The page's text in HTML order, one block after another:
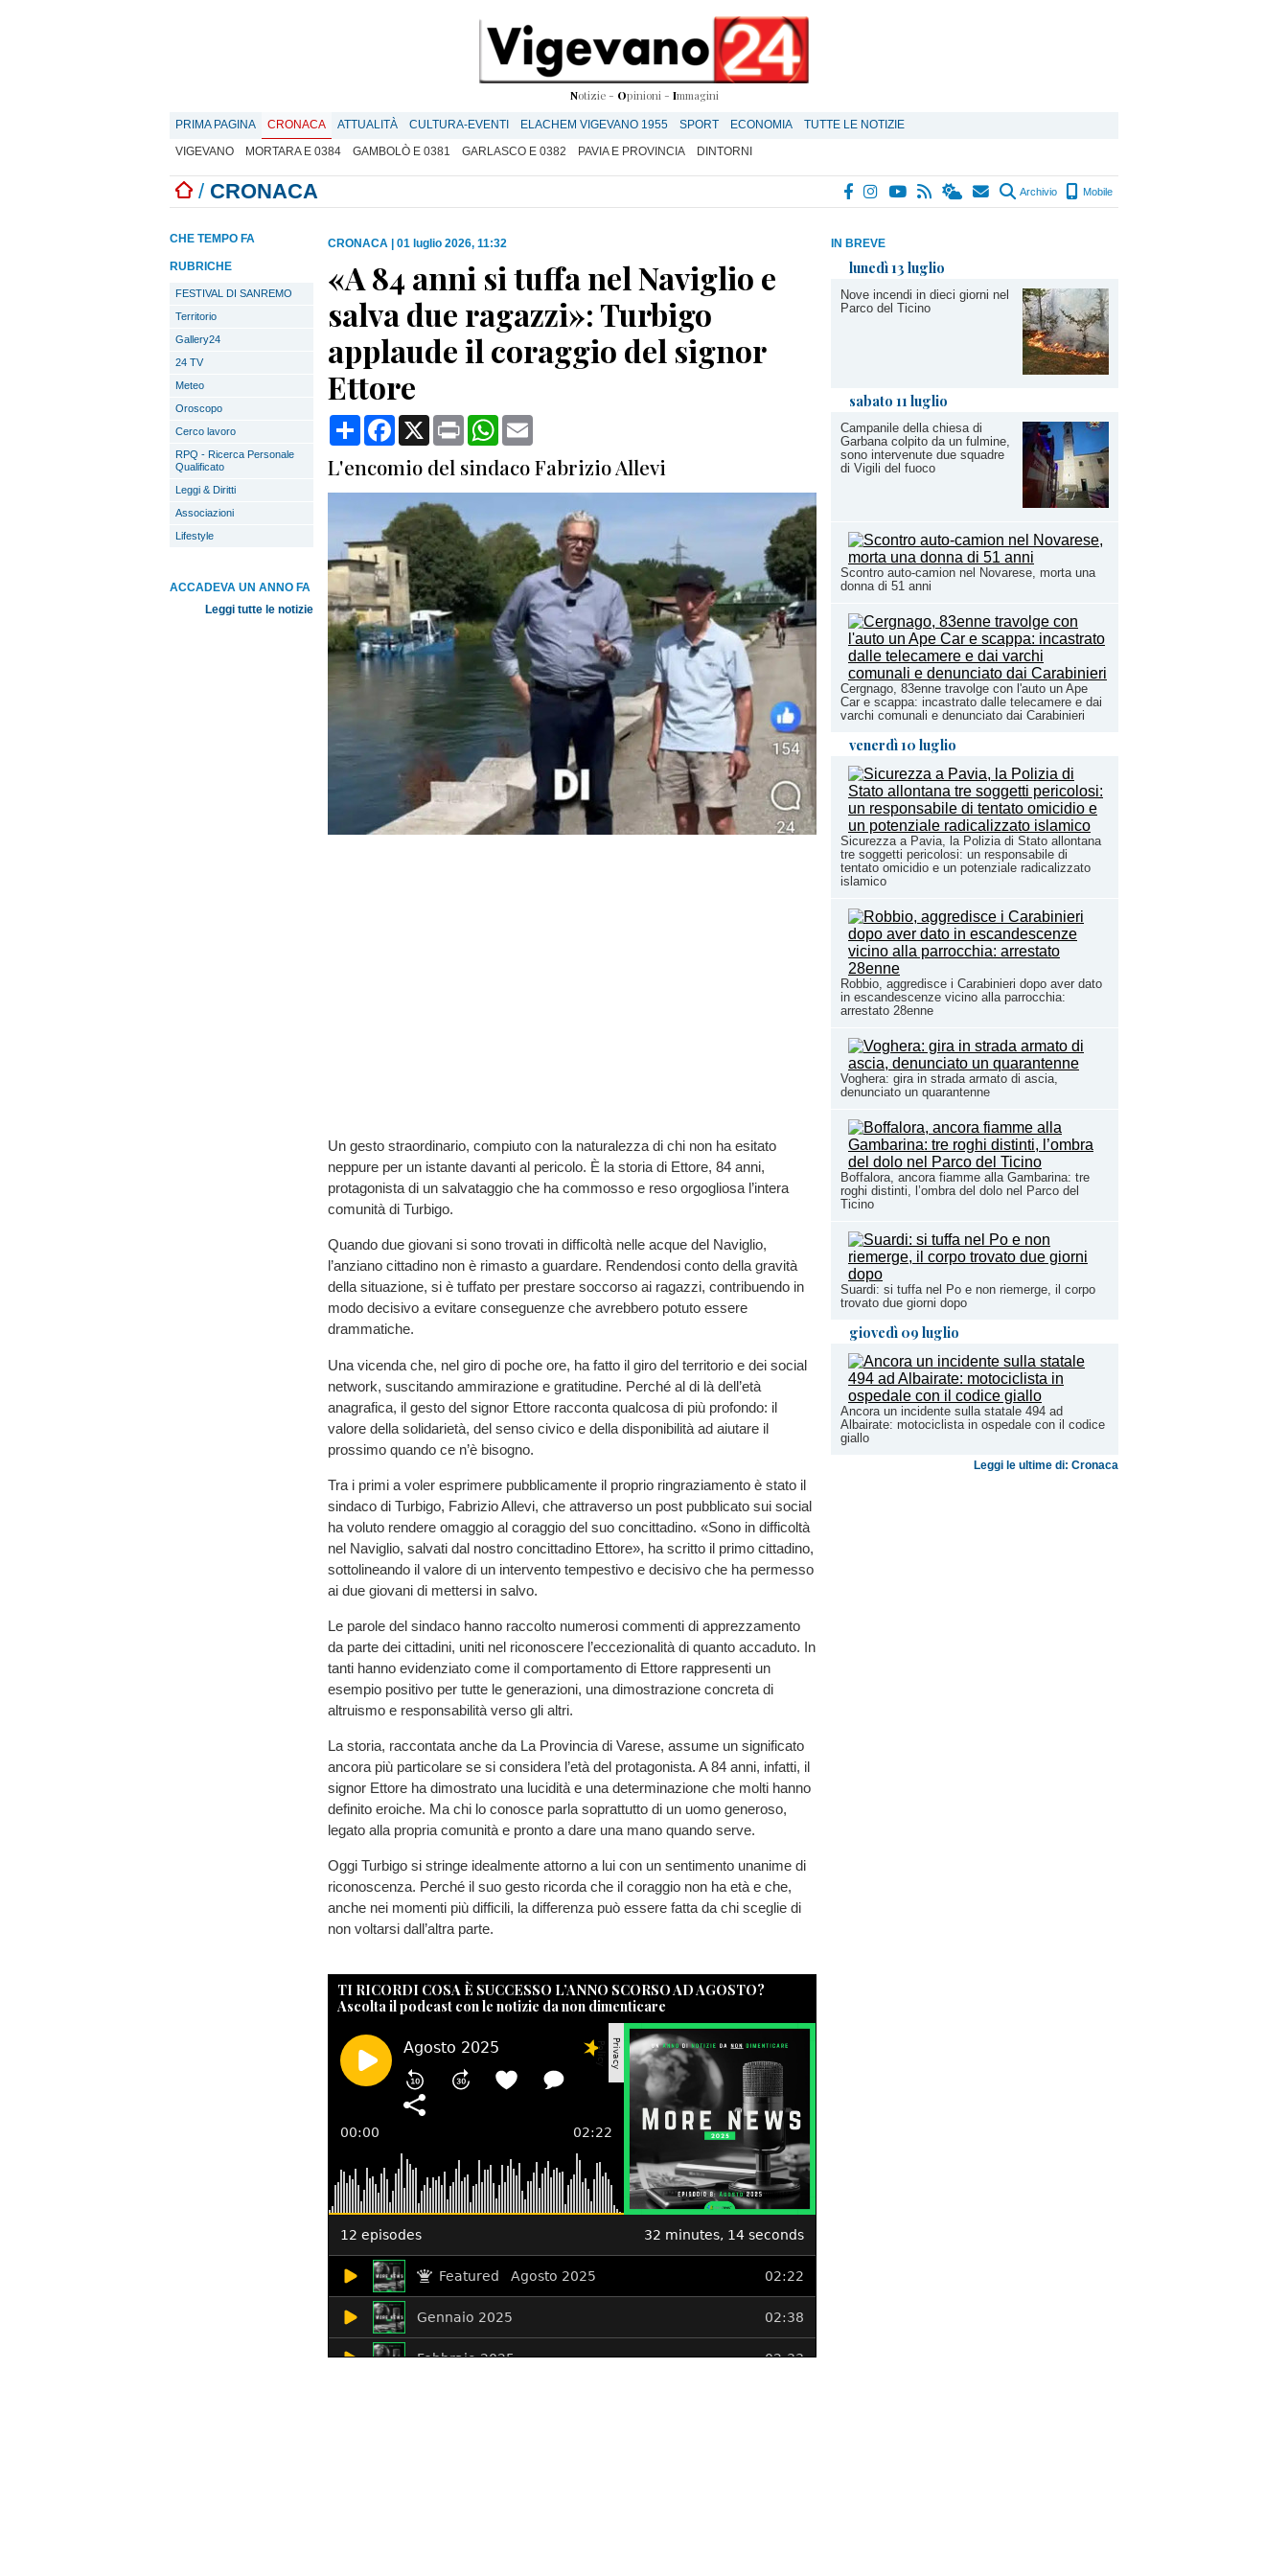
Notizie - Opinioni - Immagini
PRIMA PAGINA CRONACA ATTUALITÀ CULTURA-EVENTI ELACHEM VIGEVANO 1955 SPORT ECONOMIA
TUTTE LE NOTIZIE
VIGEVANO
MORTARA E 0384 GAMBOLÒ E 0381 GARLASCO E 0382 PAVIA E PROVINCIA DINTORNI
/ CRONACA Archivio Mobile
IN BREVE
lunedì 13 luglio
Nove incendi in dieci giorni nel
Parco del Ticino
sabato 11 luglio
Campanile della chiesa di
Garbana colpito da un fulmine,
sono intervenute due squadre
di Vigili del fuoco
Scontro auto-camion nel Novarese, morta una
donna di 51 anni
Cergnago, 83enne travolge con l'auto un Ape
Car e scappa: incastrato dalle telecamere e dai
varchi comunali e denunciato dai Carabinieri
venerdì 10 luglio
Sicurezza a Pavia, la Polizia di Stato allontana
tre soggetti pericolosi: un responsabile di
tentato omicidio e un potenziale radicalizzato
islamico
Robbio, aggredisce i Carabinieri dopo aver dato
in escandescenze vicino alla parrocchia:
arrestato 28enne
Voghera: gira in strada armato di ascia,
denunciato un quarantenne
Boffalora, ancora fiamme alla Gambarina: tre
roghi distinti, l’ombra del dolo nel Parco del
Ticino
Suardi: si tuffa nel Po e non riemerge, il corpo
trovato due giorni dopo
giovedì 09 luglio
Ancora un incidente sulla statale 494 ad
Albairate: motociclista in ospedale con il codice
giallo
Leggi le ultime di: Cronaca
CHE TEMPO FA
RUBRICHE
FESTIVAL DI SANREMO
Territorio
Gallery24
24 TV
Meteo
Oroscopo
Cerco lavoro
RPQ - Ricerca Personale
Qualificato
Leggi & Diritti
Associazioni
Lifestyle
ACCADEVA UN ANNO FA
Leggi tutte le notizie
CRONACA 01 luglio 2026, 11:32
«A 84 anni si tuffa nel Naviglio e
salva due ragazzi»: Turbigo
applaude il coraggio del signor
Ettore
CondividiFacebook
X Print WhatsApp
L'encomio del sindaco Fabrizio Allevi
Un gesto straordinario, compiuto con la naturalezza di chi non ha esitato
neppure per un istante davanti al pericolo. È la storia di Ettore, 84 anni,
protagonista di un salvataggio che ha commosso e reso orgogliosa l’intera
comunità di Turbigo.
Quando due giovani si sono trovati in difficoltà nelle acque del Naviglio,
l’anziano cittadino non è rimasto a guardare. Rendendosi conto della gravità
della situazione, si è tuffato per prestare soccorso ai ragazzi, contribuendo in
modo decisivo a evitare conseguenze che avrebbero potuto essere
drammatiche.
Una vicenda che, nel giro di poche ore, ha fatto il giro del territorio e dei social
network, suscitando ammirazione e gratitudine. Perché al di là dell’età
anagrafica, il gesto del signor Ettore racconta qualcosa di più profondo: il
valore della solidarietà, del senso civico e della disponibilità ad aiutare il
prossimo quando ce n’è bisogno.
Tra i primi a voler esprimere pubblicamente il proprio ringraziamento è stato il
sindaco di Turbigo, Fabrizio Allevi, che attraverso un post pubblicato sui social
ha voluto rendere omaggio al coraggio del suo concittadino. «Sono in difficoltà
nel Naviglio, salvati dal nostro concittadino Ettore», ha scritto il primo cittadino,
sottolineando il valore di un intervento tempestivo e decisivo che ha permesso
ai due giovani di mettersi in salvo.
Le parole del sindaco hanno raccolto numerosi commenti di apprezzamento
da parte dei cittadini, uniti nel riconoscere l’eccezionalità di quanto accaduto. In
tanti hanno evidenziato come il comportamento di Ettore rappresenti un
esempio positivo per tutte le generazioni, una dimostrazione concreta di
altruismo e responsabilità verso gli altri.
La storia, raccontata anche da La Provincia di Varese, assume un significato
ancora più particolare se si considera l’età del protagonista. A 84 anni, infatti, il
signor Ettore ha dimostrato una lucidità e una determinazione che molti hanno
definito eroiche. Ma chi lo conosce parla soprattutto di un uomo generoso,
legato alla propria comunità e pronto a dare una mano quando serve.
Oggi Turbigo si stringe idealmente attorno a lui con un sentimento unanime di
riconoscenza. Perché il suo gesto ricorda che il coraggio non ha età e che,
anche nei momenti più difficili, la differenza può essere fatta da chi sceglie di
non voltarsi dall’altra parte.
TI RICORDI COSA È SUCCESSO L’ANNO SCORSO AD AGOSTO?
Ascolta il podcast con le notizie da non dimenticare